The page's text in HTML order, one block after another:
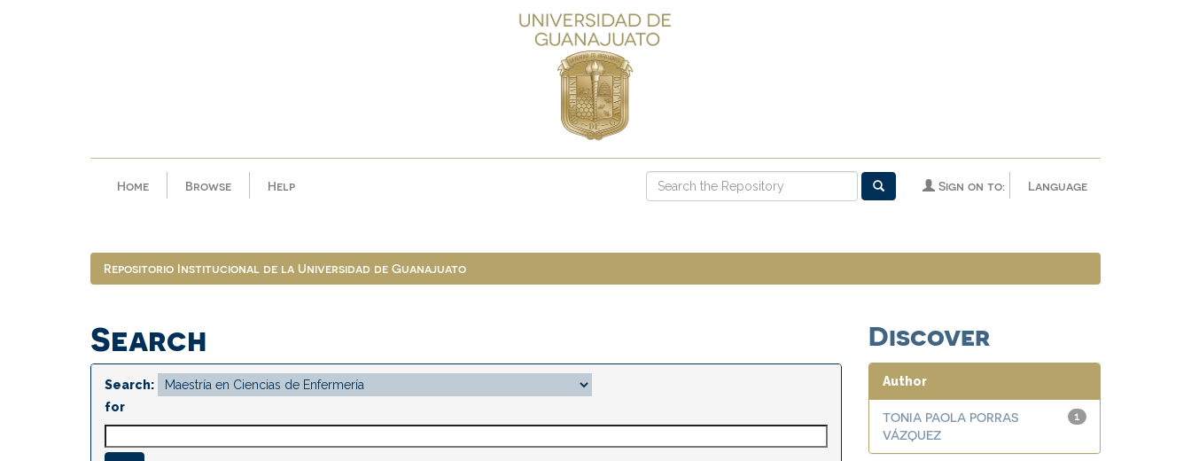
Home Browse Help Language
Sign on to:
Repositorio Institucional de la Universidad de Guanajuato
Search
Search:
for
Discover
Author
1
TONIA PAOLA PORRAS
VÁZQUEZ